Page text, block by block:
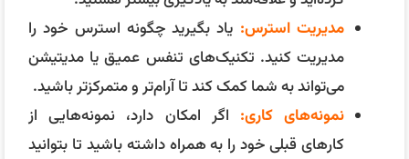
با رعایت این نکات، شما می‌توانید احتمال موفقیت خود را
در مصاحبه حسابداری افزایش دهید. موفق باشید!